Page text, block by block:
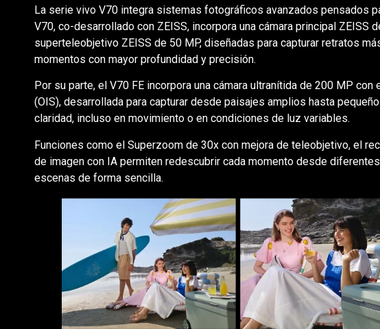
La serie vivo V70 integra sistemas fotográficos avanzados pensados
V70, co-desarrollado con ZEISS, incorpora una cámara principal ZEISS
superteleobjetivo ZEISS de 50 MP, diseñadas para capturar retratos
momentos con mayor profundidad y precisión.
Por su parte, el V70 FE incorpora una cámara ultranítida de 200 MP
(OIS), desarrollada para capturar desde paisajes amplios hasta
claridad, incluso en movimiento o en condiciones de luz variables.
Funciones como el Superzoom de 30x con mejora de teleobjetivo, el
de imagen con IA permiten redescubrir cada momento desde
escenas de forma sencilla.